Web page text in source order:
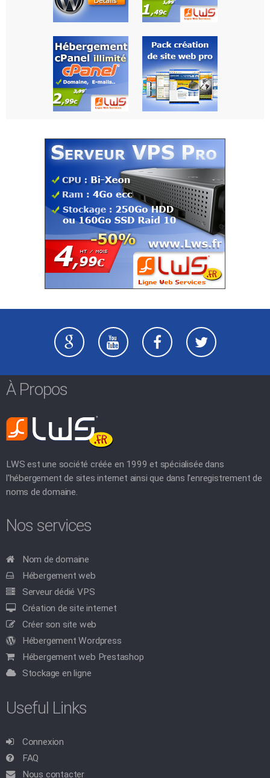
À Propos
LWS est une société créée en 1999 et spécialisée dans
l'hébergement de sites internet ainsi que dans l'enregistrement de
noms de domaine.
Nos services
Nom de domaine
Hébergement web
Serveur dédié VPS
Création de site internet
Créer son site web
Hébergement Wordpress
Hébergement web Prestashop
Stockage en ligne
Useful Links
Connexion
FAQ
Nous contacter